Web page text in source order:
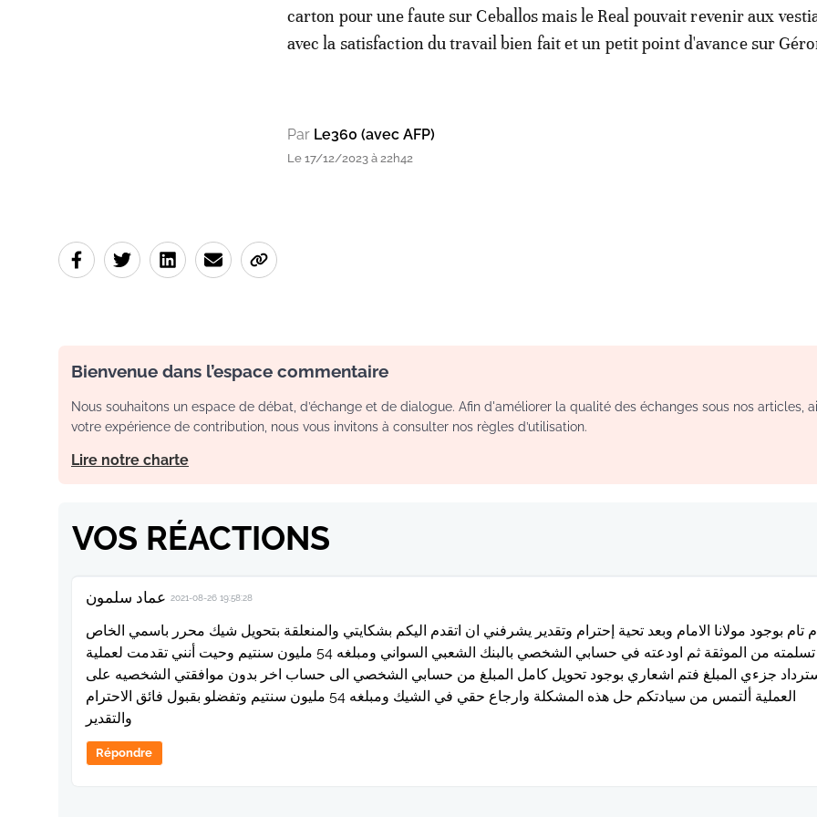
carton pour une faute sur Ceballos mais le Real pouvait revenir aux
avec la satisfaction du travail bien fait et un petit point d'avance sur
Par Le360 (avec AFP)
Le 17/12/2023 à 22h42
Bienvenue dans l’espace commentaire
Nous souhaitons un espace de débat, d’échange et de dialogue. Afin d'améliorer la qualité des échanges sous nos articles,
votre expérience de contribution, nous vous invitons à consulter nos règles d’utilisation.
Lire notre charte
VOS RÉACTIONS
عماد سلمون 2021-08-26 19:58:28
تام بوجود مولانا الامام وبعد تحية إحترام وتقدير يشرفني ان اتقدم اليكم بشكايتي والمنعلقة بتحويل شيك محرر باسمي الخاص
تسلمته من الموثقة ثم اودعته في حسابي الشخصي بالبنك الشعبي السواني ومبلغه 54 مليون سنتيم وحيت أنني تقدمت لعملية
جزءي المبلغ فتم اشعاري بوجود تحويل كامل المبلغ من حسابي الشخصي الى حساب اخر بدون موافقتي الشخصيه على
العملية ألتمس من سيادتكم حل هذه المشكلة وارجاع حقي في الشيك ومبلغه 54 مليون سنتيم وتفضلو بقبول فائق الاحترام
والتقدير
Répondre